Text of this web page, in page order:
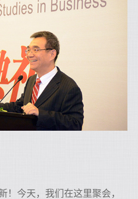
！今天，我们在这里聚会，